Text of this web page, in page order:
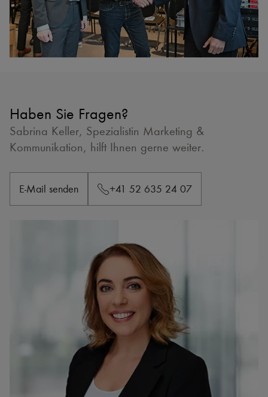
Haben Sie Fragen?
Sabrina Keller, Spezialistin Marketing &
Kommunikation, hilft Ihnen gerne weiter.
E-Mail senden +41 52 635 24 07